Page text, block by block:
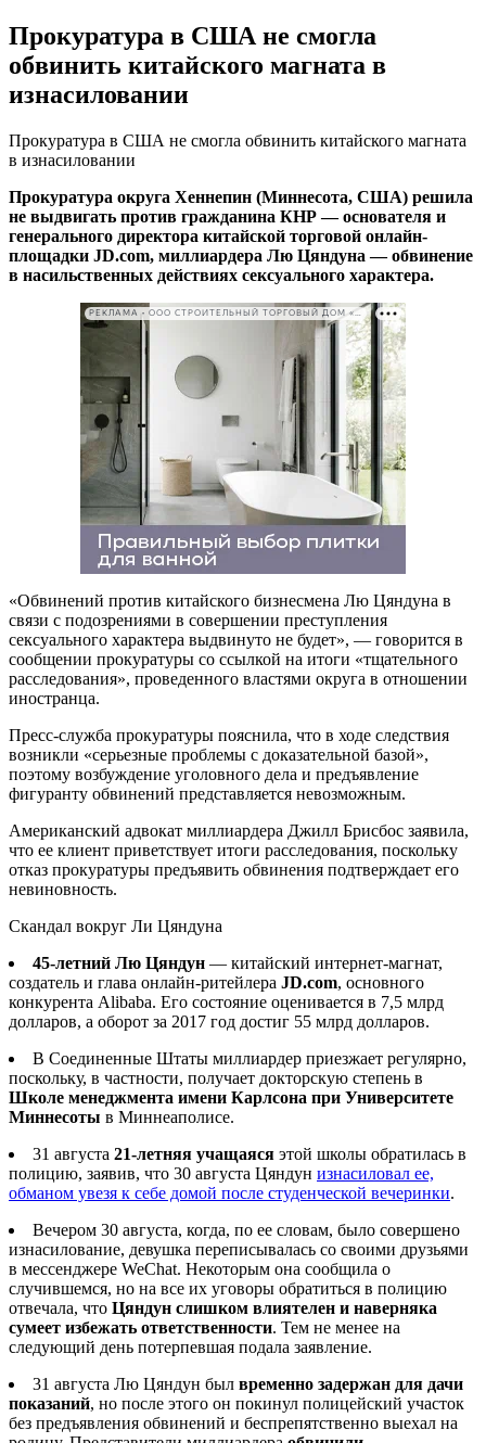
Прокуратура в США не смогла
обвинить китайского магната в
изнасиловании
Прокуратура в США не смогла обвинить китайского магната
в изнасиловании
Прокуратура округа Хеннепин (Миннесота, США) решила
не выдвигать против гражданина КНР — основателя и
генерального директора китайской торговой онлайн-
площадки JD.com, миллиардера Лю Цяндуна — обвинение
в насильственных действиях сексуального характера.
РЕКЛАМА • ООО СТРОИТЕЛЬНЫЙ ТОРГОВЫЙ ДОМ «ПЕТРОВИЧ». ИНН: 7802348846
«Обвинений против китайского бизнесмена Лю Цяндуна в
связи с подозрениями в совершении преступления
сексуального характера выдвинуто не будет», — говорится в
сообщении прокуратуры со ссылкой на итоги «тщательного
расследования», проведенного властями округа в отношении
иностранца.
Пресс-служба прокуратуры пояснила, что в ходе следствия
возникли «серьезные проблемы с доказательной базой»,
поэтому возбуждение уголовного дела и предъявление
фигуранту обвинений представляется невозможным.
Американский адвокат миллиардера Джилл Брисбос заявила,
что ее клиент приветствует итоги расследования, поскольку
отказ прокуратуры предъявить обвинения подтверждает его
невиновность.
Скандал вокруг Ли Цяндуна
45-летний Лю Цяндун — китайский интернет-магнат,
создатель и глава онлайн-ритейлера JD.com, основного
конкурента Alibaba. Его состояние оценивается в 7,5 млрд
долларов, а оборот за 2017 год достиг 55 млрд долларов.
В Соединенные Штаты миллиардер приезжает регулярно,
поскольку, в частности, получает докторскую степень в
Школе менеджмента имени Карлсона при Университете
Миннесоты в Миннеаполисе.
31 августа 21-летняя учащаяся этой школы обратилась в
полицию, заявив, что 30 августа Цяндун изнасиловал ее,
обманом увезя к себе домой после студенческой вечеринки.
Вечером 30 августа, когда, по ее словам, было совершено
изнасилование, девушка переписывалась со своими друзьями
в мессенджере WeChat. Некоторым она сообщила о
случившемся, но на все их уговоры обратиться в полицию
отвечала, что Цяндун слишком влиятелен и наверняка
сумеет избежать ответственности. Тем не менее на
следующий день потерпевшая подала заявление.
31 августа Лю Цяндун был временно задержан для дачи
показаний, но после этого он покинул полицейский участок
без предъявления обвинений и беспрепятственно выехал на